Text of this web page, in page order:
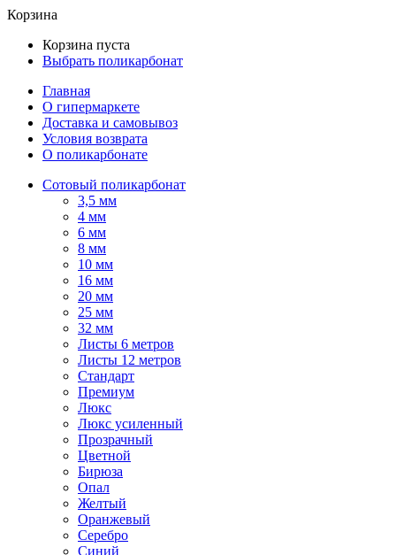
Корзина
Корзина пуста
Выбрать поликарбонат
Главная
О гипермаркете
Доставка и самовывоз
Условия возврата
О поликарбонате
Сотовый поликарбонат
3,5 мм
4 мм
6 мм
8 мм
10 мм
16 мм
20 мм
25 мм
32 мм
Листы 6 метров
Листы 12 метров
Стандарт
Премиум
Люкс
Люкс усиленный
Прозрачный
Цветной
Бирюза
Опал
Желтый
Оранжевый
Серебро
Синий